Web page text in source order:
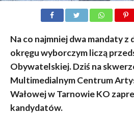
Na co najmniej dwa mandaty z
okręgu wyborczym liczą
Obywatelskiej. Dziś na
Multimedialnym Centrum
Wałowej w Tarnowie KO
kandydatów.